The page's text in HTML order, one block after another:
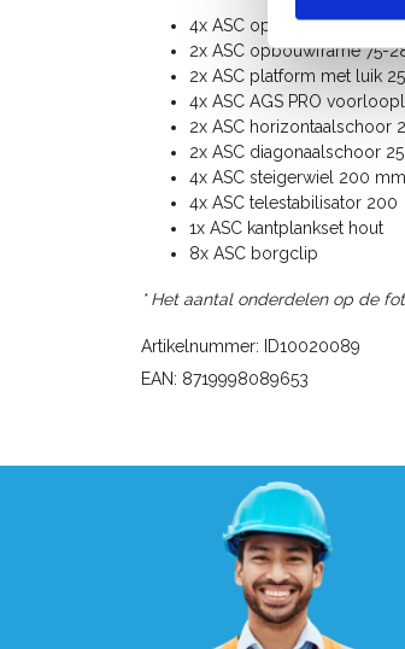
4x ASC opbouwframe 75-
2x ASC opbouwframe 75-
2x ASC platform met luik
4x ASC AGS PRO
2x ASC horizontaalschoor
2x ASC diagonaalschoor
4x ASC steigerwiel 200
4x ASC telestabilisator 200
1x ASC kantplankset hout
8x ASC borgclip
* Het aantal onderdelen op de
Artikelnummer: ID10020089
EAN: 8719998089653